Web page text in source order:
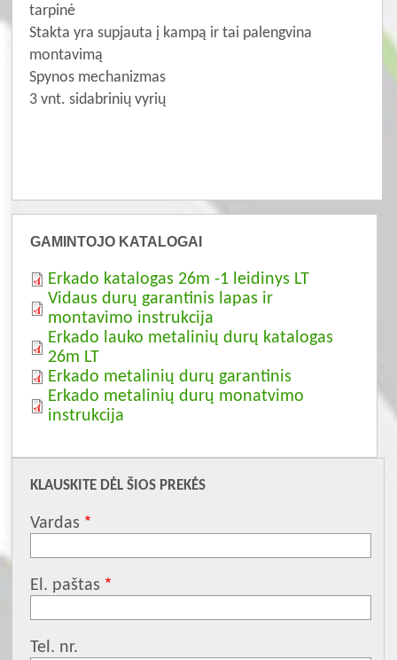
tarpinė
Stakta yra supjauta į kampą ir tai palengvina
montavimą
Spynos mechanizmas
3 vnt. sidabrinių vyrių
GAMINTOJO KATALOGAI
Erkado katalogas 26m -1 leidinys LT
Vidaus durų garantinis lapas ir
montavimo instrukcija
Erkado lauko metalinių durų katalogas
26m LT
Erkado metalinių durų garantinis
Erkado metalinių durų monatvimo
instrukcija
KLAUSKITE DĖL ŠIOS PREKĖS
Vardas
El. paštas
Tel. nr.